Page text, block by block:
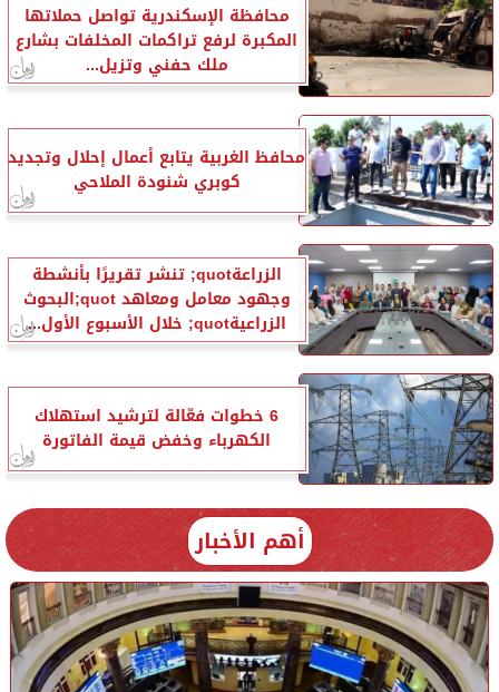
محافظة الإسكندرية تواصل حملاتها
المكبرة لرفع تراكمات المخلفات بشارع
ملك حفني وتزيل...
محافظ الغربية يتابع أعمال إحلال وتجديد
كوبري شنودة الملاحي
الزراعةquot; تنشر تقريرًا بأنشطة
وجهود معامل ومعاهد quot;البحوث
الزراعيةquot; خلال الأسبوع الأول...
6 خطوات فعّالة لترشيد استهلاك
الكهرباء وخفض قيمة الفاتورة
أهم الأخبار